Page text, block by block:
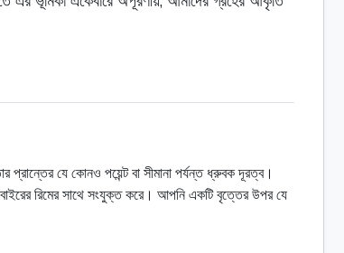
যে কোনও পয়েন্ট বা সীমানা পর্যন্ত ধ্রুবক দূরত্ব।
রিমের সাথে সংযুক্ত করে। আপনি একটি বৃত্তের উপর যে